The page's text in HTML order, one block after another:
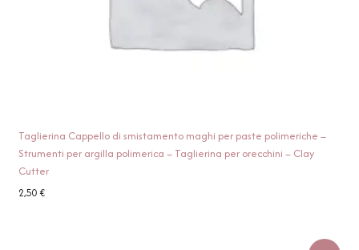
Taglierina Cappello di smistamento maghi per paste polimeriche –
Strumenti per argilla polimerica – Taglierina per orecchini – Clay
Cutter
2,50€